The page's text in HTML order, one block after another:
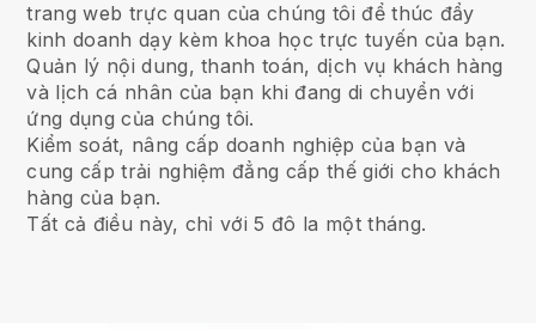
trang web trực quan của chúng tôi để thúc đẩy
kinh doanh dạy kèm khoa học trực tuyến của bạn.
Quản lý nội dung, thanh toán, dịch vụ khách hàng
và lịch cá nhân của bạn khi đang di chuyển với
ứng dụng của chúng tôi.
Kiểm soát, nâng cấp doanh nghiệp của bạn và
cung cấp trải nghiệm đẳng cấp thế giới cho khách
hàng của bạn.
Tất cả điều này, chỉ với 5 đô la một tháng.